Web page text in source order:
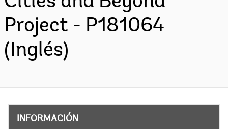
Project - P181064
(Inglés)
INFORMACIÓN